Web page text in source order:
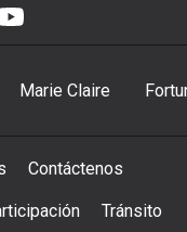
Marie Claire
Contáctenos
Tránsito